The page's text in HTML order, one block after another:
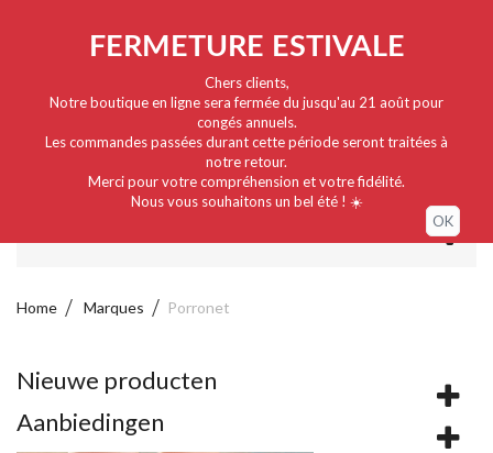
FERMETURE ESTIVALE
Chers clients,
Notre boutique en ligne sera fermée du jusqu'au 21 août pour
congés annuels.
Les commandes passées durant cette période seront traitées à
notre retour.
Merci pour votre compréhension et votre fidélité.
Nous vous souhaitons un bel été ! ☀️
OK
Home Marques Porronet
Nieuwe producten
Aanbiedingen